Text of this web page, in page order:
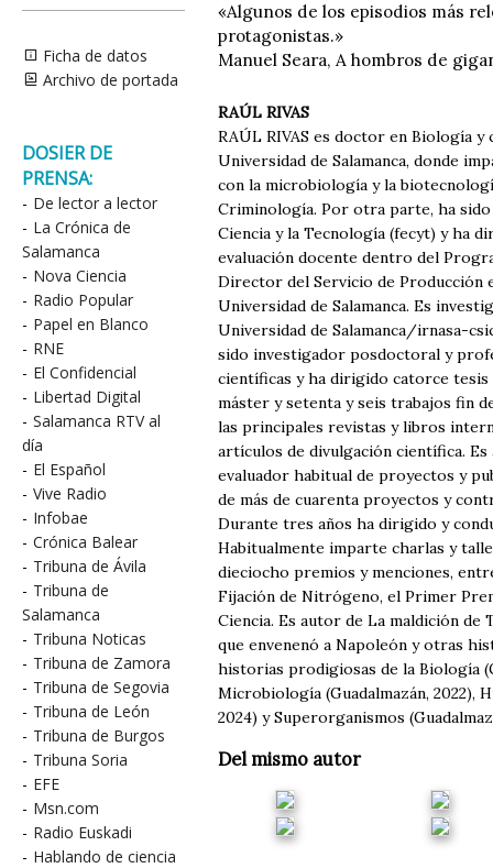
Ficha de datos
Archivo de portada
DOSIER DE
PRENSA:
- De lector a lector
- La Crónica de
Salamanca
- Nova Ciencia
- Radio Popular
- Papel en Blanco
- RNE
- El Confidencial
- Libertad Digital
- Salamanca RTV al
día
- El Español
- Vive Radio
- Infobae
- Crónica Balear
- Tribuna de Ávila
- Tribuna de
Salamanca
- Tribuna Noticas
- Tribuna de Zamora
- Tribuna de Segovia
- Tribuna de León
- Tribuna de Burgos
- Tribuna Soria
- EFE
- Msn.com
- Radio Euskadi
- Hablando de ciencia
«Algunos de los episodios más
protagonistas.»
Manuel Seara, A hombros de
RAÚL RIVAS
RAÚL RIVAS es doctor en Biología
Universidad de Salamanca, donde
con la microbiología y la
Criminología. Por otra parte, ha sido
Ciencia y la Tecnología (fecyt) y ha
evaluación docente dentro del
Director del Servicio de Producción
Universidad de Salamanca. Es
Universidad de Salamanca/irnasa-
sido investigador posdoctoral y
científicas y ha dirigido catorce
máster y setenta y seis trabajos fin
las principales revistas y libros
artículos de divulgación científica.
evaluador habitual de proyectos y
de más de cuarenta proyectos y
Durante tres años ha dirigido y
Habitualmente imparte charlas y
dieciocho premios y menciones,
Fijación de Nitrógeno, el Primer
Ciencia. Es autor de La maldición de
que envenenó a Napoleón y otras
historias prodigiosas de la Biología
Microbiología (Guadalmazán, 2022),
2024) y Superorganismos
Del mismo autor